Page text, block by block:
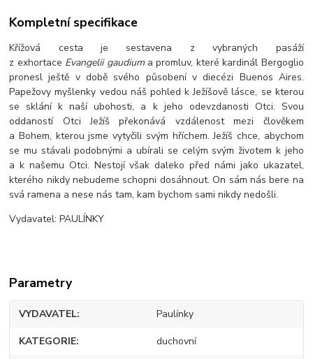
Kompletní specifikace
Křížová cesta je sestavena z vybraných pasáží
z exhortace Evangelii gaudiuma promluv, které kardinál Bergoglio
pronesl ještě v době svého působení v diecézi Buenos Aires.
Papežovy myšlenky vedou náš pohled k Ježíšově lásce, se kterou
se sklání k naší ubohosti, a k jeho odevzdanosti Otci. Svou
oddaností Otci Ježíš překonává vzdálenost mezi člověkem
a Bohem, kterou jsme vytyčili svým hříchem. Ježíš chce, abychom
se mu stávali podobnými a ubírali se celým svým životem k jeho
a k našemu Otci. Nestojí však daleko před námi jako ukazatel,
kterého nikdy nebudeme schopni dosáhnout. On sám nás bere na
svá ramena a nese nás tam, kam bychom sami nikdy nedošli.
Vydavatel: PAULÍNKY
Parametry
VYDAVATEL Paulínky
KATEGORIE duchovní